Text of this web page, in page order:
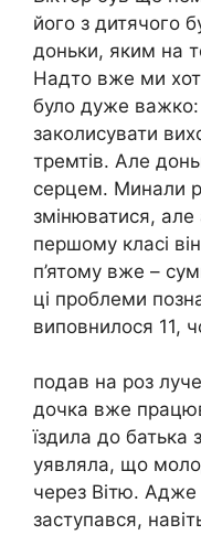
його з дитячого
доньки, яким на
Надто вже ми
було дуже
заколисувати
тремтів. Але
серцем. Минали
змінюватися,
першому класі
п’ятому вже –
ці проблеми
виповнилося 11,
подав на роз
дочка вже
їздила до батька
уявляла, що
через Вітю. Адже
заступався,